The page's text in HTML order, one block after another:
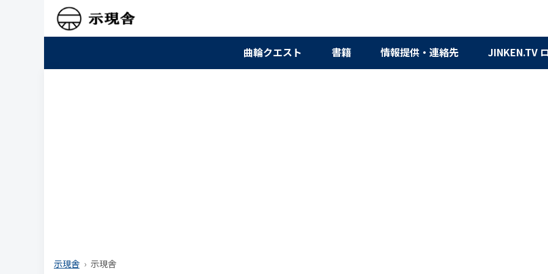
曲輪クエスト 書籍 情報提供・連絡先 JINKEN.TV
示現舎 示現舎